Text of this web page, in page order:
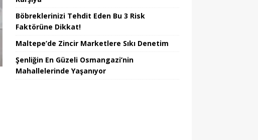
Böbreklerinizi Tehdit Eden Bu 3 Risk
Faktörüne Dikkat!
Maltepe’de Zincir Marketlere Sıkı Denetim
Şenliğin En Güzeli Osmangazi’nin
Mahallelerinde Yaşanıyor